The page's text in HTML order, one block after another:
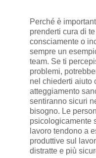
Perché è
prenderti cura di
consciamente o
sempre un
team. Se ti
problemi,
nel chiederti aiuto
atteggiamento
sentiranno sicuri
bisogno. Le
psicologicamente
lavoro tendono a
produttive sul
distratte e più